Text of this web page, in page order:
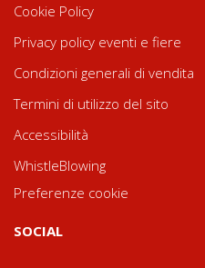
Cookie Policy
Privacy policy eventi e fiere
Condizioni generali di vendita
Termini di utilizzo del sito
Accessibilità
WhistleBlowing
Preferenze cookie
SOCIAL